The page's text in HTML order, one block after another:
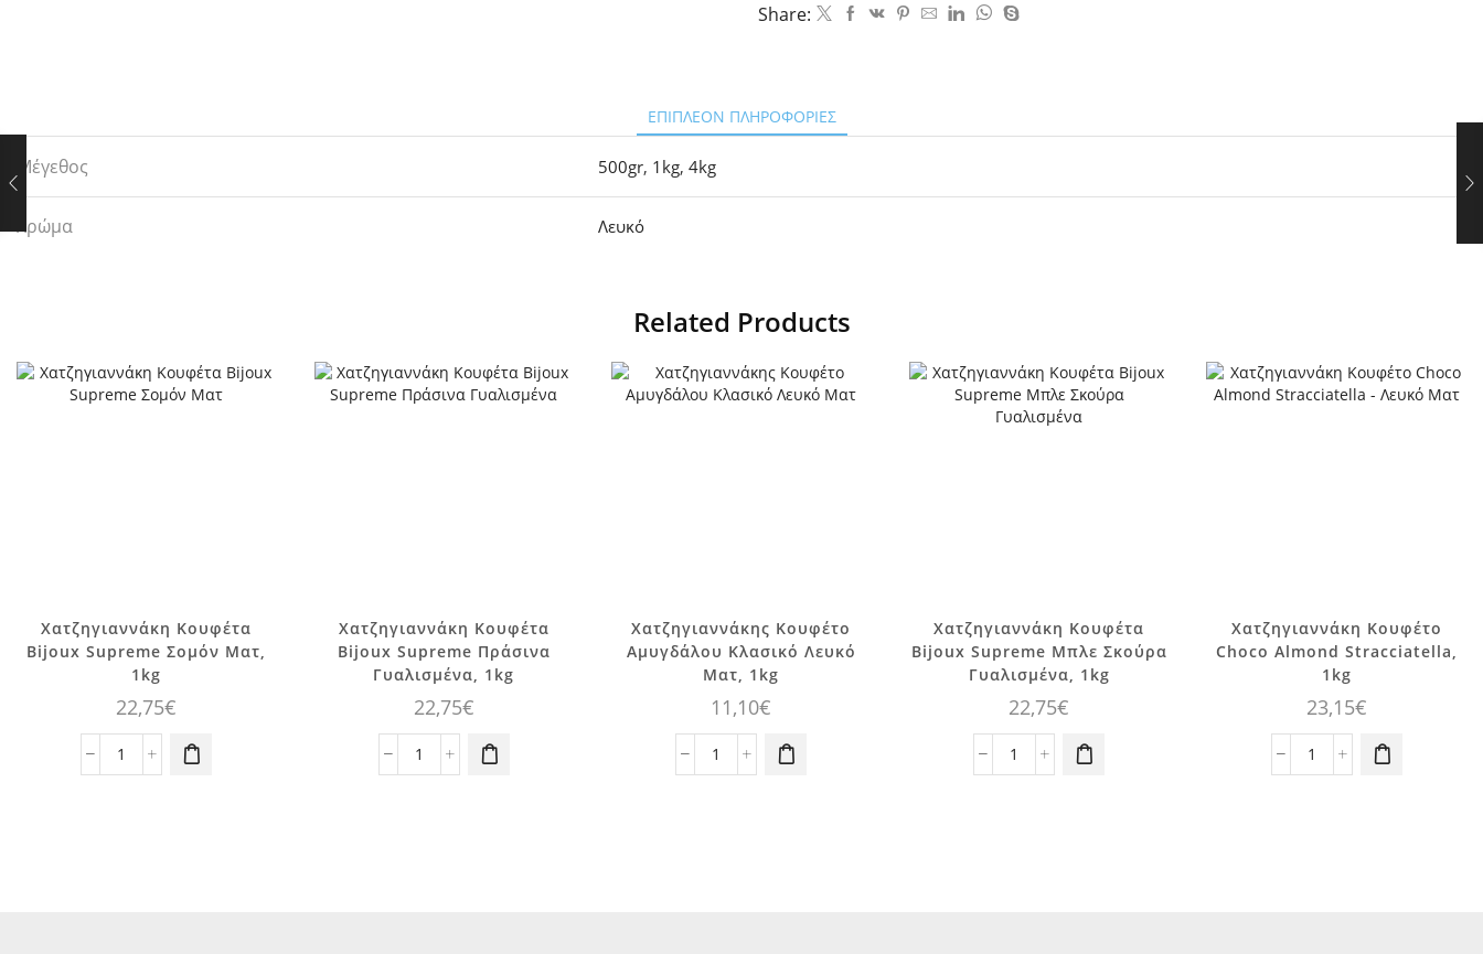
Share:
ΕΠΙΠΛΈΟΝ ΠΛΗΡΟΦΟΡΊΕΣ
Μέγεθος 500gr, 1kg,4kg
Χρώμα Λευκό
Related Products
Χατζηγιαννάκη Κουφέτα
Bijoux Supreme Σομόν Ματ,
1kg
22,75€
Χατζηγιαννάκη
Χατζηγιαννάκη Κουφέτα
Bijoux Supreme Πράσινα
Γυαλισμένα, 1kg
22,75€
Χατζηγιαννάκη
Χατζηγιαννάκης Κουφέτο
Αμυγδάλου Κλασικό Λευκό
Ματ, 1kg
11,10€
Χατζηγιαννάκης
Χατζηγιαννάκη Κουφέτα
Bijoux Supreme Μπλε Σκούρα
Γυαλισμένα, 1kg
22,75€
Χατζηγιαννάκη
Χατζηγιαννάκη Κουφέτο
Choco Almond Stracciatella,
1kg
23,15€
Χατζηγιαννάκη